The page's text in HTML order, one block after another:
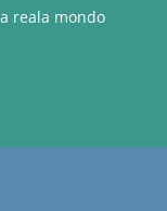
reala mondo